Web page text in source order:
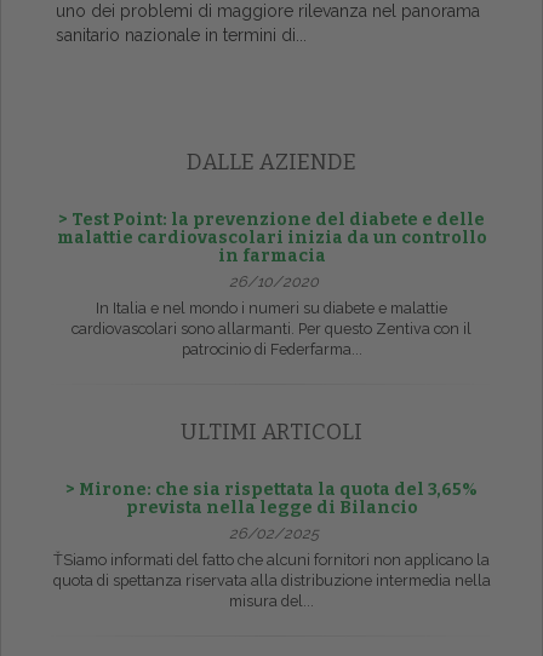
uno dei problemi di maggiore rilevanza nel panorama
sanitario nazionale in termini di...
DALLE AZIENDE
> Test Point: la prevenzione del diabete e delle
malattie cardiovascolari inizia da un controllo
in farmacia
26/10/2020
In Italia e nel mondo i numeri su diabete e malattie
cardiovascolari sono allarmanti. Per questo Zentiva con il
patrocinio di Federfarma...
ULTIMI ARTICOLI
> Mirone: che sia rispettata la quota del 3,65%
prevista nella legge di Bilancio
26/02/2025
ŤSiamo informati del fatto che alcuni fornitori non applicano la
quota di spettanza riservata alla distribuzione intermedia nella
misura del...